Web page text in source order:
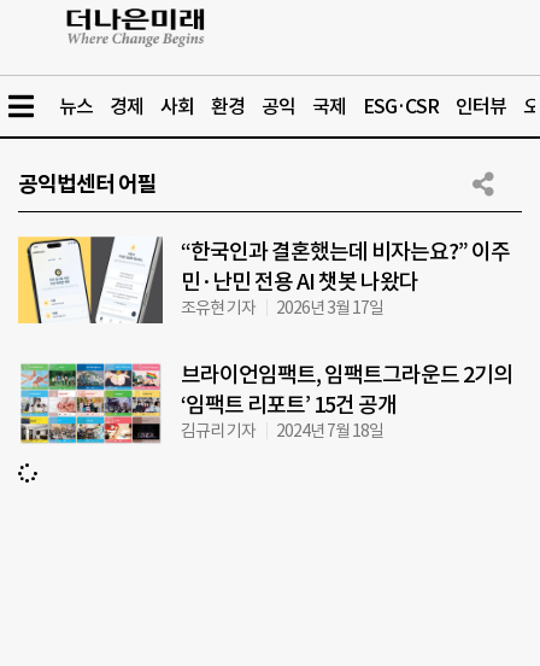
뉴스 경제 사회 환경 공익 국제 ESG·CSR 인터뷰
공익법센터 어필
“한국인과 결혼했는데 비자는요?” 이주
민·난민 전용 AI 챗봇 나왔다
조유현 기자 2026년 3월 17일
브라이언임팩트, 임팩트그라운드 2기의
‘임팩트 리포트’ 15건 공개
김규리 기자 2024년 7월 18일